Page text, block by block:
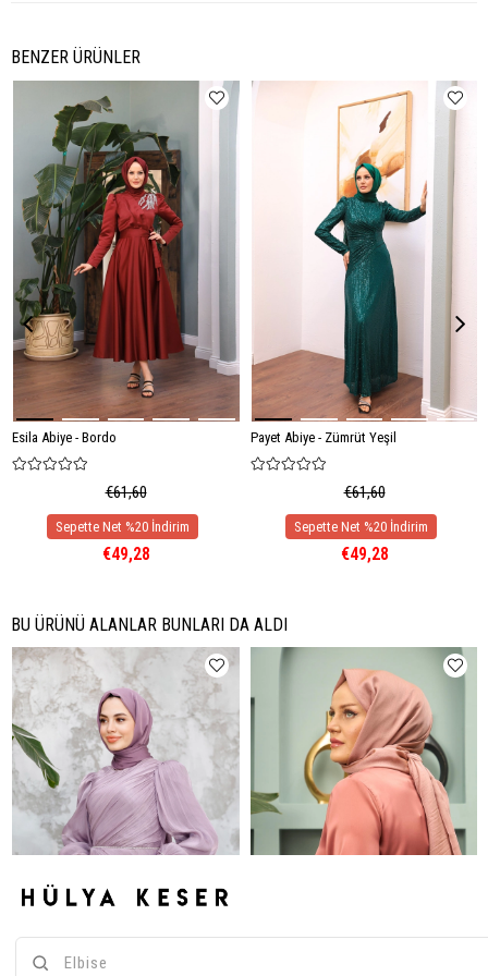
BENZER ÜRÜNLER
Esila Abiye - Bordo
€61,60
€49,28
Payet Abiye - Zümrüt Yeşil
€61,60
€49,28
BU ÜRÜNÜ ALANLAR BUNLARI DA ALDI